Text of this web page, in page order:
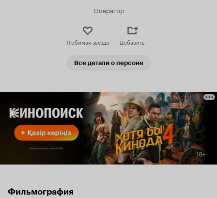
Оператор
Любимая звезда Добавить
Все детали о персоне
Фильмография